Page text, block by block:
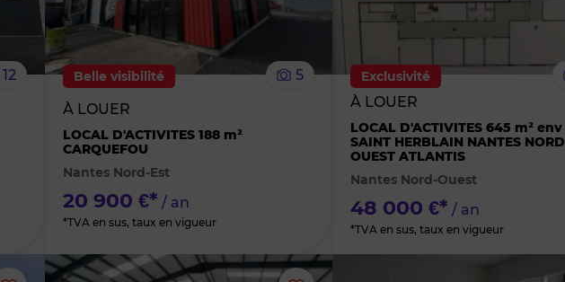
supprimer
favoris
12
supprimer
favoris
Belle visibilité
5
À LOUER
LOCAL D'ACTIVITES 188 m²
CARQUEFOU
Nantes Nord-Est
20 900 €* / an
*TVA en sus, taux en vigueur
Exclusivité
À LOUER
LOCAL D'ACTIVITES 645 m² env
SAINT HERBLAIN NANTES NORD
OUEST ATLANTIS
Nantes Nord-Ouest
48 000 €* / an
*TVA en sus, taux en vigueur